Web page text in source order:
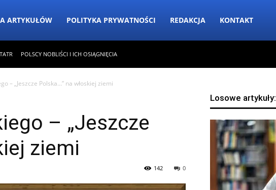
ARTYKUŁÓW POLITYKA PRYWATNOŚCI REDAKCJA KONTAKT
POLSCY NOBLIŚCI I ICH OSIĄGNIĘCIA
– „Jeszcze Polska…” na włoskiej ziemi
– „Jeszcze
ziemi
0
142
Losowe artykuły: